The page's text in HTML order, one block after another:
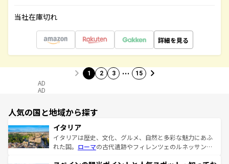
当社在庫切れ
詳細を見る
1 2 3 … 15
AD
AD
人気の国と地域から探す
イタリア
イタリアは歴史、文化、グルメ、自然と多彩な魅力にあふ
れた国。 ローマの古代遺跡やフィレンツェのルネッサンス